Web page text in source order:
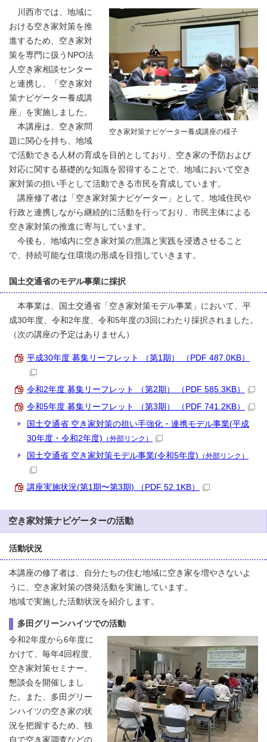
空き家対策ナビゲーター養成講座の様子
川西市では、地域に
おける空き家対策を推
進するため、空き家対
策を専門に扱うNPO法
人空き家相談センター
と連携し、「空き家対
策ナビゲーター養成講
座」を実施しました。
本講座は、空き家問
題に関心を持ち、地域
で活動できる人材の育成を目的としており、空き家の予防および
対応に関する基礎的な知識を習得することで、地域において空き
家対策の担い手として活動できる市民を育成しています。
講座修了者は「空き家対策ナビゲーター」として、地域住民や
行政と連携しながら継続的に活動を行っており、市民主体による
空き家対策の推進に寄与しています。
今後も、地域内に空き家対策の意識と実践を浸透させること
で、持続可能な住環境の形成を目指していきます。
国土交通省のモデル事業に採択
本事業は、国土交通省「空き家対策モデル事業」において、平
成30年度、令和2年度、令和5年度の3回にわたり採択されました。
（次の講座の予定はありません）
平成30年度 募集リーフレット （第1期） （PDF 487.0KB）
令和2年度 募集リーフレット （第2期） （PDF 585.3KB）
令和5年度 募集リーフレット （第3期） （PDF 741.2KB）
国土交通省 空き家対策の担い手強化・連携モデル事業(平成
30年度・令和2年度) （外部リンク）
国土交通省 空き家対策モデル事業(令和5年度) （外部リンク）
講座実施状況(第1期〜第3期) （PDF 52.1KB）
空き家対策ナビゲーターの活動
活動状況
本講座の修了者は、自分たちの住む地域に空き家を増やさないよ
うに、空き家対策の啓発活動を実施しています。
地域で実施した活動状況を紹介します。
多田グリーンハイツでの活動
令和2年度から6年度に
かけて、毎年4回程度、
空き家対策セミナー、
懇談会を開催しまし
た。また、多田グリー
ンハイツの空き家の状
況を把握するため、独
自で空き家調査などの